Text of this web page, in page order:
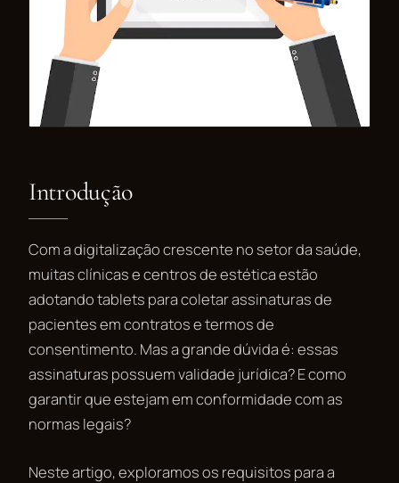
Introdução
Com a digitalização crescente no setor da saúde,
muitas clínicas e centros de estética estão
adotando tablets para coletar assinaturas de
pacientes em contratos e termos de
consentimento. Mas a grande dúvida é: essas
assinaturas possuem validade jurídica? E como
garantir que estejam em conformidade com as
normas legais?
Neste artigo, exploramos os requisitos para a